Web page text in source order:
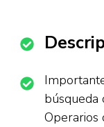
búsqueda
Operarios